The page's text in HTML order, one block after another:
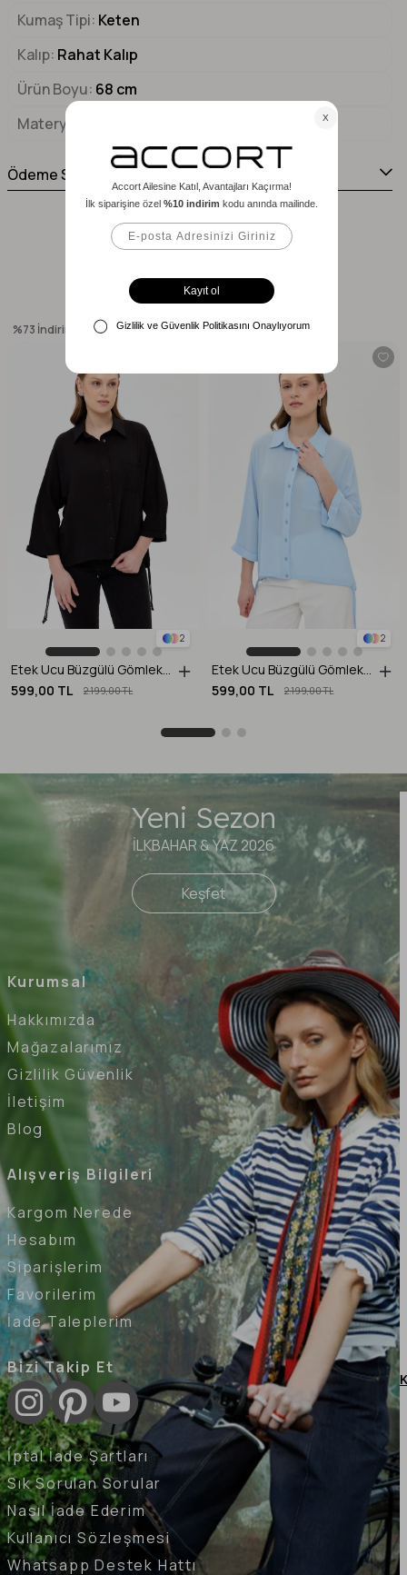
Kumaş Tipi Keten
Kalıp Rahat Kalıp
Ürün Boyu 68 cm
Materyal 1
Ödeme Seçenekleri
Benzer Ürünler
2
Etek Ucu Büzgülü Gömlek-SİYAH
599,00 TL
2.199,00 TL
%73 İndirim
2
Etek Ucu Büzgülü Gömlek-A.MAVI
599,00 TL
2.199,00 TL
%73 İndirim
Kurumsal
Hakkımızda
Mağazalarımız
Gizlilik Güvenlik
İletişim
Blog
Alışveriş Bilgileri
Kargom Nerede
Hesabım
Siparişlerim
Favorilerim
İade Taleplerim
Bizi Takip Et
İptal İade Şartları
Sık Sorulan Sorular
Nasıl İade Ederim
Kullanıcı Sözleşmesi
Whatsapp Destek Hattı
Yeni Sezon
İLKBAHAR & YAZ 2026
Keşfet